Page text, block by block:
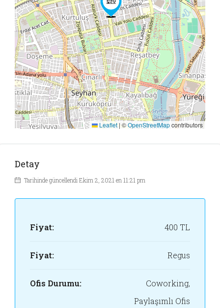
Leaflet | ©OpenStreetMapcontributors
Detay
Tarihinde güncellendi Ekim 2, 2021 en 11:21 pm
Fiyat: 400 TL
Fiyat: Regus
Ofis Durumu:
Coworking,
Paylaşımlı Ofis